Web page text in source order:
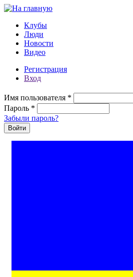
Перейти к основному содержанию
Клубы
Люди
Новости
Видео
Регистрация
Вход
Имя пользователя *
Пароль *
Забыли пароль?